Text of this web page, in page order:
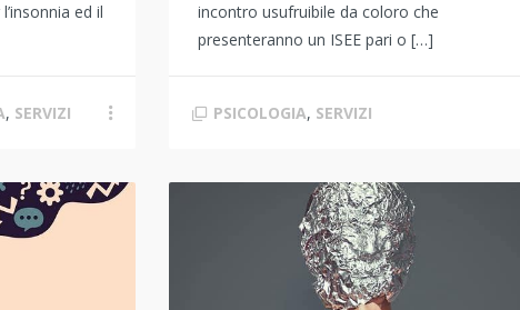
ed il
, SERVIZI
incontro usufruibile da coloro che
presenteranno un ISEE pari o […]
PSICOLOGIA, SERVIZI